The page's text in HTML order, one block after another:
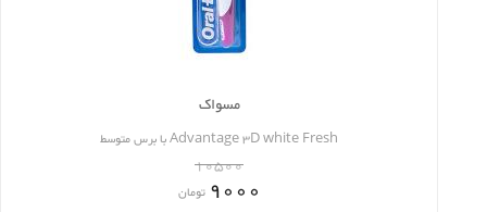
مسواک
Advantage 3D white Fresh با برس متوسط
10500
9000 تومان